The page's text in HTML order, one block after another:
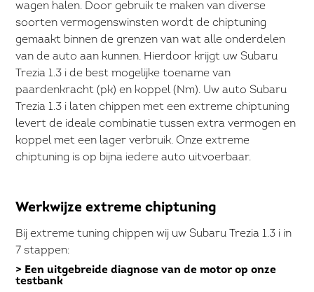
wagen halen. Door gebruik te maken van diverse
soorten vermogenswinsten wordt de chiptuning
gemaakt binnen de grenzen van wat alle onderdelen
van de auto aan kunnen. Hierdoor krijgt uw Subaru
Trezia 1.3 i de best mogelijke toename van
paardenkracht (pk) en koppel (Nm). Uw auto Subaru
Trezia 1.3 i laten chippen met een extreme chiptuning
levert de ideale combinatie tussen extra vermogen en
koppel met een lager verbruik. Onze extreme
chiptuning is op bijna iedere auto uitvoerbaar.
Werkwijze extreme chiptuning
Bij extreme tuning chippen wij uw Subaru Trezia 1.3 i in
7 stappen:
> Een uitgebreide diagnose van de motor op onze
testbank